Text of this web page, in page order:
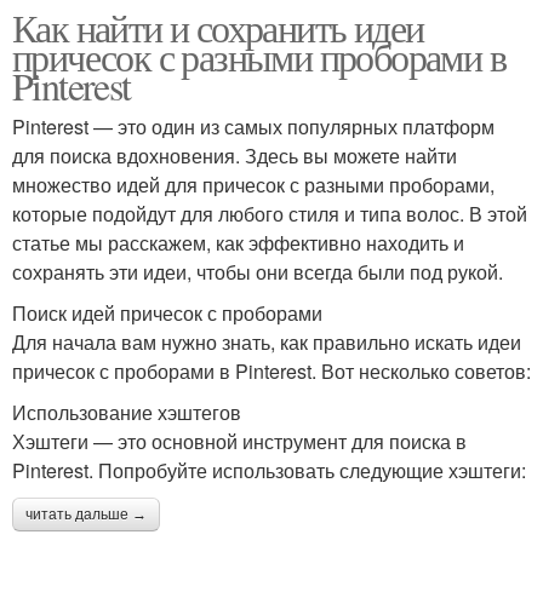
Как найти и сохранить идеи
причесок с разными проборами в
Pinterest
Pinterest — это один из самых популярных платформ
для поиска вдохновения. Здесь вы можете найти
множество идей для причесок с разными проборами,
которые подойдут для любого стиля и типа волос. В этой
статье мы расскажем, как эффективно находить и
сохранять эти идеи, чтобы они всегда были под рукой.
Поиск идей причесок с проборами
Для начала вам нужно знать, как правильно искать идеи
причесок с проборами в Pinterest. Вот несколько советов:
Использование хэштегов
Хэштеги — это основной инструмент для поиска в
Pinterest. Попробуйте использовать следующие хэштеги:
читать дальше →